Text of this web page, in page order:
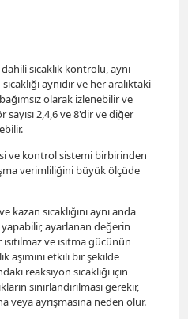
sıcaklık kontrolü, aynı
aynıdır ve her aralıktaki
olarak izlenebilir ve
2,4,6 ve 8'dir ve diğer
ve kontrol sistemi birbirinden
verimliliğini büyük ölçüde
kazan sıcaklığını aynı anda
ayarlanan değerin
ve ısıtma gücünün
aşımını etkili bir şekilde
reaksiyon sıcaklığı için
sınırlandırılması gerekir,
veya ayrışmasına neden olur.